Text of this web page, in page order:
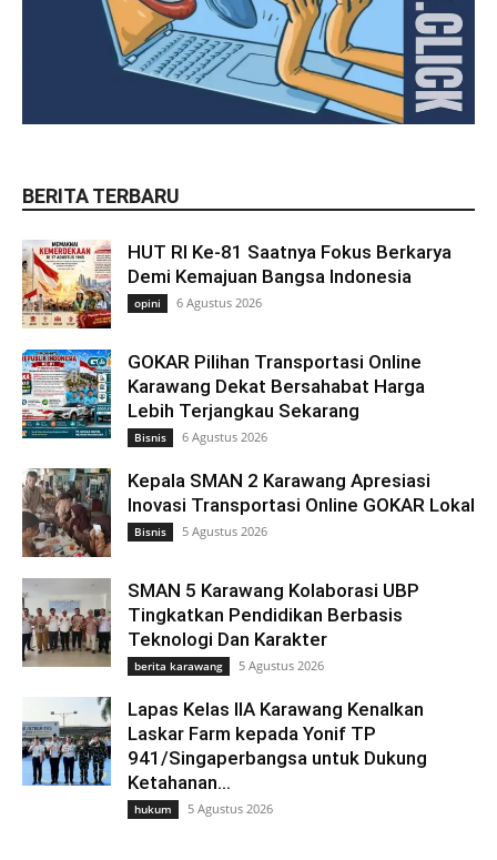
BERITA TERBARU
HUT RI Ke-81 Saatnya Fokus Berkarya
Demi Kemajuan Bangsa Indonesia
opini 6 Agustus 2026
GOKAR Pilihan Transportasi Online
Karawang Dekat Bersahabat Harga
Lebih Terjangkau Sekarang
Bisnis 6 Agustus 2026
Kepala SMAN 2 Karawang Apresiasi
Inovasi Transportasi Online GOKAR Lokal
Bisnis 5 Agustus 2026
SMAN 5 Karawang Kolaborasi UBP
Tingkatkan Pendidikan Berbasis
Teknologi Dan Karakter
berita karawang 5 Agustus 2026
Lapas Kelas IIA Karawang Kenalkan
Laskar Farm kepada Yonif TP
941/Singaperbangsa untuk Dukung
Ketahanan...
hukum 5 Agustus 2026